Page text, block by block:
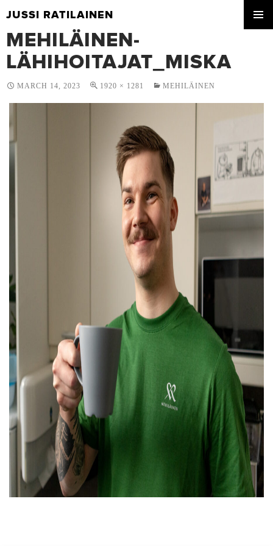
JUSSI RATILAINEN
TO
CONTENT
MEHILÄINEN-
LÄHIHOITAJAT_MISKA
MARCH 14, 2023 1920 × 1281 MEHILÄINEN